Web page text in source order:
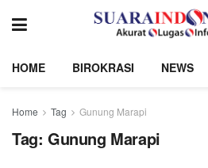
HOME BIROKRASI NEWS
Home Tag Gunung Marapi
Tag: Gunung Marapi